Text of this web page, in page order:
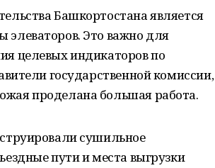
Башкортостана является
элеваторов. Это важно для
целевых индикаторов по
государственной комиссии,
проделана большая работа.
сушильное
пути и места выгрузки